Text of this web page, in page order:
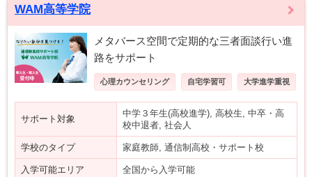
WAM高等学院
メタバース空間で定期的な三者面談行い進
路をサポート
心理カウンセリング 自宅学習可 大学進学重視
サポート対象
中学３年生(高校進学), 高校生, 中卒・高
校中退者, 社会人
学校のタイプ 家庭教師, 通信制高校・サポート校
入学可能エリア 全国から入学可能